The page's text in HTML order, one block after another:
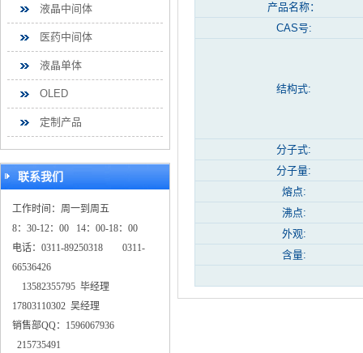
液晶中间体
医药中间体
液晶单体
OLED
定制产品
联系我们
工作时间：周一到周五
8：30-12：00 14：00-18：00
电话：0311-89250318 0311-
66536426
13582355795 毕经理
17803110302 吴经理
销售部QQ：1596067936
215735491
产品名称：
CAS号:
结构式:
分子式:
分子量:
熔点:
沸点:
外观:
含量: